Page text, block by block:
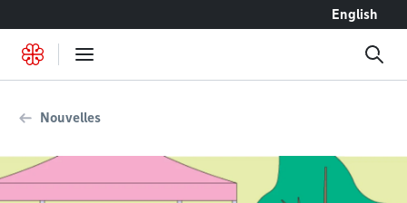
English
Nouvelles